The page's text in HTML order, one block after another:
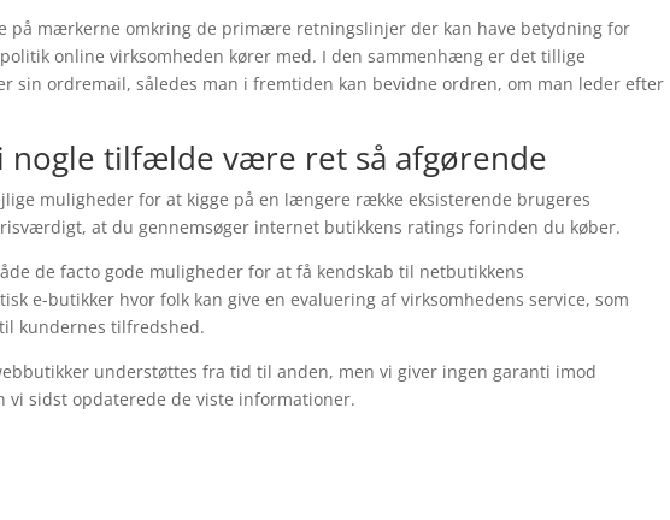
på mærkerne omkring de primære retningslinjer der kan have betydning for
online virksomheden kører med. I den sammenhæng er det tillige
sin ordremail, således man i fremtiden kan bevidne ordren, om man leder efter
nogle tilfælde være ret så afgørende
muligheder for at kigge på en længere række eksisterende brugeres
at du gennemsøger internet butikkens ratings forinden du køber.
de facto gode muligheder for at få kendskab til netbutikkens
e-butikker hvor folk kan give en evaluering af virksomhedens service, som
kundernes tilfredshed.
understøttes fra tid til anden, men vi giver ingen garanti imod
sidst opdaterede de viste informationer.